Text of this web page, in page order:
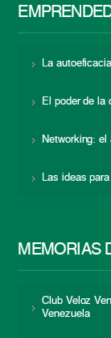
La
El poder de la
Networking: el
Las ideas
MEMORIAS
Club Veloz
Venezuela